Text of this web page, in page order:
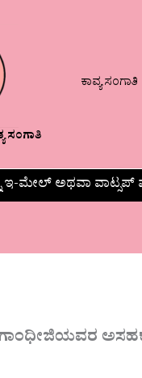
ಸಂಗಾತಿ
ಕಾವ್ಯ ಸಂಗಾತಿ
ಇ-ಮೇಲ್ ಅಥವಾ
ಗಾಂಧೀಜಿಯವರ